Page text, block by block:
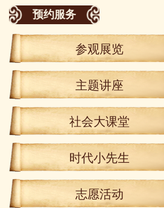
预约服务
参观展览
主题讲座
社会大课堂
时代小先生
志愿活动